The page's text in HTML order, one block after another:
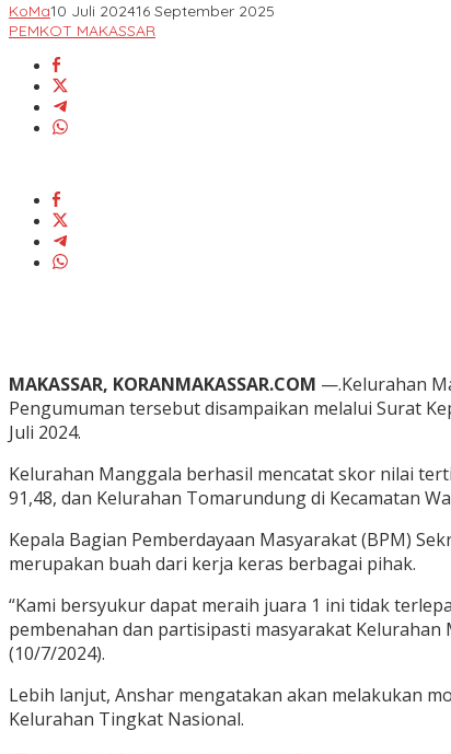
KoMa10 Juli 202416 September 2025
PEMKOT MAKASSAR
MAKASSAR, KORANMAKASSAR.COM —.Kelurahan
Pengumuman tersebut disampaikan melalui Surat
Juli 2024.
Kelurahan Manggala berhasil mencatat skor nilai
91,48, dan Kelurahan Tomarundung di Kecamatan
Kepala Bagian Pemberdayaan Masyarakat (BPM)
merupakan buah dari kerja keras berbagai pihak.
“Kami bersyukur dapat meraih juara 1 ini tidak
pembenahan dan partisipasti masyarakat
(10/7/2024).
Lebih lanjut, Anshar mengatakan akan melakukan
Kelurahan Tingkat Nasional.